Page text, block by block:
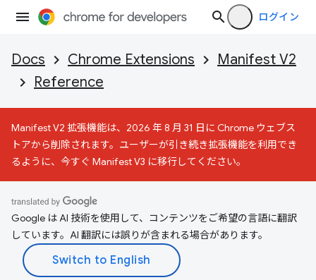
ログイン
Docs Chrome Extensions
Manifest V2
Reference
Manifest V2 拡張機能は、2026 年 8 月 31 日に Chrome ウェブス
トアから削除されます。ユーザーが引き続き拡張機能を利用でき
るように、今すぐ Manifest V3 に移行してください。
Google は AI 技術を使用して、コンテンツをご希望の言語に翻訳
しています。AI 翻訳には誤りが含まれる場合があります。